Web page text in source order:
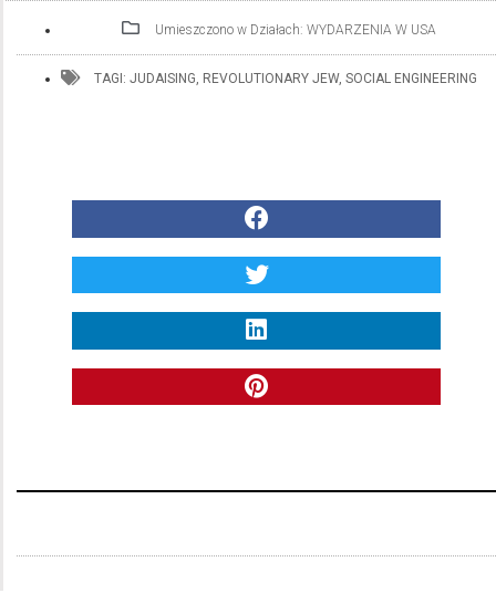
Umieszczono w Działach: WYDARZENIA W USA
TAGI: JUDAISING, REVOLUTIONARY JEW, SOCIAL ENGINEERING